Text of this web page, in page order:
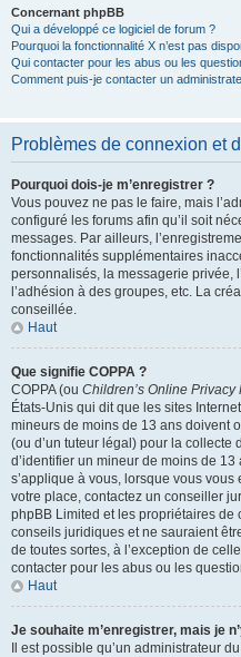
Concernant phpBB
Qui a développé ce logiciel de forum ?
Pourquoi la fonctionnalité X n’est pas
Qui contacter pour les abus ou les
Comment puis-je contacter un
Problèmes de connexion et
Pourquoi dois-je m’enregistrer ?
Vous pouvez ne pas le faire, mais
configuré les forums afin qu’il soit
messages. Par ailleurs,
fonctionnalités supplémentaires
personnalisés, la messagerie privée,
l’adhésion à des groupes, etc. La
conseillée.
Haut
Que signifie COPPA ?
COPPA (ou Children’s Online Privacy
États-Unis qui dit que les sites
mineurs de moins de 13 ans doivent
(ou d’un tuteur légal) pour la collecte
d’identifier un mineur de moins de
s’applique à vous, lorsque vous
votre place, contactez un conseiller
phpBB Limited et les propriétaires de
conseils juridiques et ne sauraient
de toutes sortes, à l’exception de
contacter pour les abus ou les
Haut
Je souhaite m’enregistrer, mais je
Il est possible qu’un administrateur